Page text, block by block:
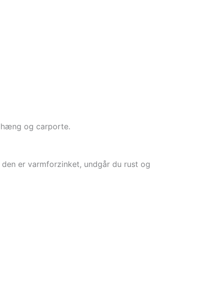
og carporte.
er varmforzinket, undgår du rust og